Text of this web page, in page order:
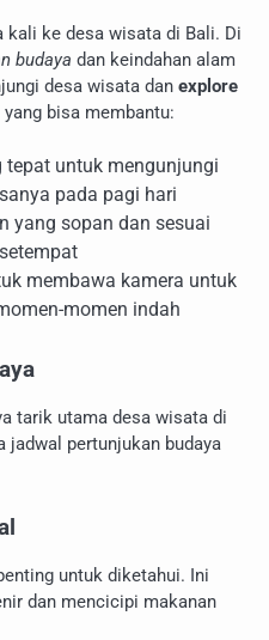
kali ke desa wisata di Bali. Di
budaya dan keindahan alam
desa wisata dan explore
bisa membantu:
tepat untuk mengunjungi
pada pagi hari
yang sopan dan sesuai
membawa kamera untuk
momen indah
tarik utama desa wisata di
jadwal pertunjukan budaya
untuk diketahui. Ini
dan mencicipi makanan